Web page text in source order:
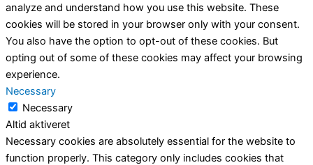
analyze and understand how you use this website. These
cookies will be stored in your browser only with your consent.
You also have the option to opt-out of these cookies. But
opting out of some of these cookies may affect your browsing
experience.
Necessary
Necessary
Altid aktiveret
Necessary cookies are absolutely essential for the website to
function properly. This category only includes cookies that